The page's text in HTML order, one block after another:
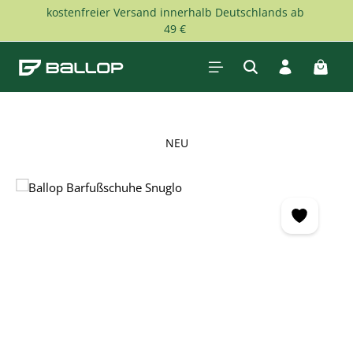
Zum Hauptinhalt springen
kostenfreier Versand innerhalb Deutschlands ab
49 €
NEU
Bildergalerie überspringen